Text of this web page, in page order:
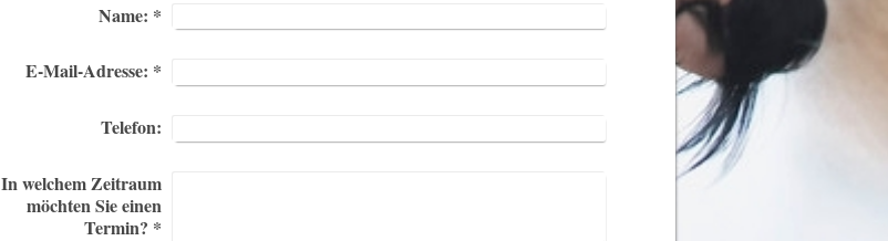
Name: *
E-Mail-Adresse: *
Telefon:
In welchem Zeitraum
möchten Sie einen
Termin? *